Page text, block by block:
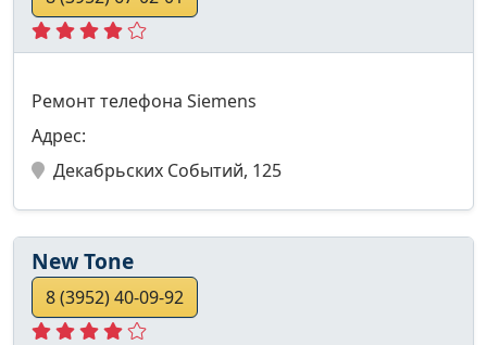
Ремонт телефона Siemens
Адрес:
Декабрьских Событий, 125
New Tone
8 (3952) 40-09-92